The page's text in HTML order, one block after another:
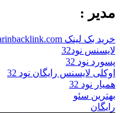
مدیر :
خرید بک لینک behtarinbacklink.com
لایسنس نود32
پسورد نود 32
اوکلی لایسنس رایگان نود 32
همیار نود 32
بهترین سئو
رایگان